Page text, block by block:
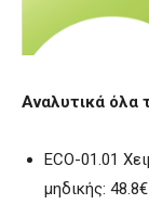
Αναλυτικά όλα
ECO-01.01
μηδικής: